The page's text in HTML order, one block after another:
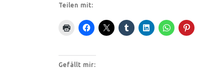
Teilen mit:
Gefällt mir: